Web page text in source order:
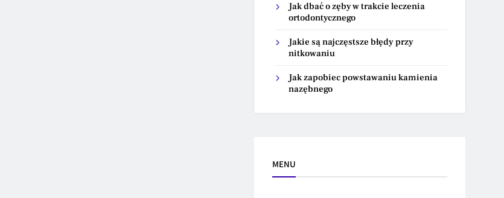
Jak dbać o zęby w trakcie leczenia
ortodontycznego
Jakie są najczęstsze błędy przy
nitkowaniu
Jak zapobiec powstawaniu kamienia
nazębnego
MENU